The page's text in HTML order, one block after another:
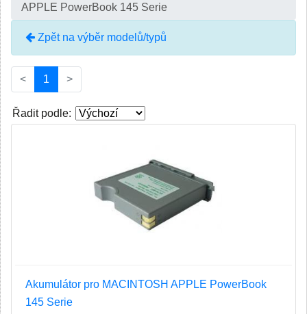
APPLE PowerBook 145 Serie
Zpět na výběr modelů/typů
< 1 (current)
>
Řadit podle:
Akumulátor pro MACINTOSH APPLE PowerBook
145 Serie